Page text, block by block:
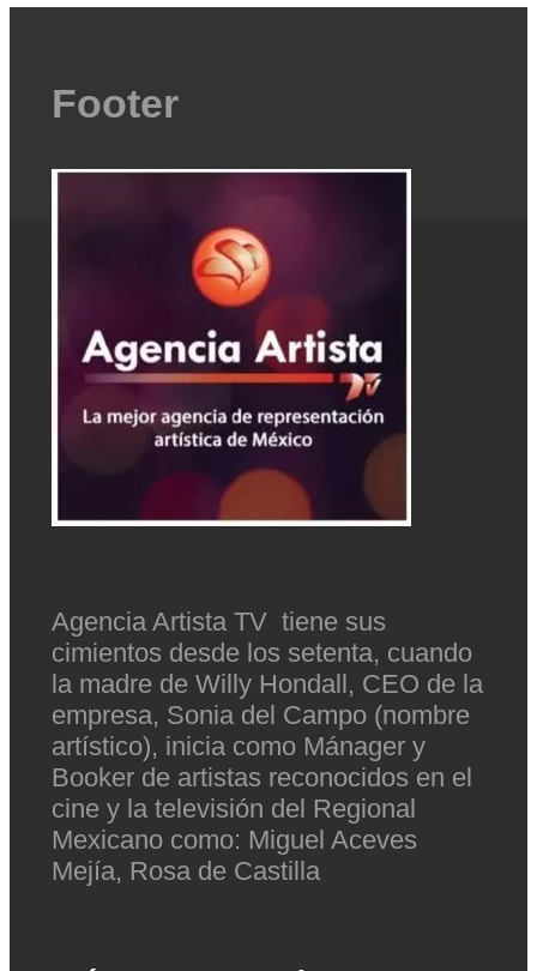
Footer
Agencia Artista TV tiene sus
cimientos desde los setenta, cuando
la madre de Willy Hondall, CEO de la
empresa, Sonia del Campo (nombre
artístico), inicia como Mánager y
Booker de artistas reconocidos en el
cine y la televisión del Regional
Mexicano como: Miguel Aceves
Mejía, Rosa de Castilla